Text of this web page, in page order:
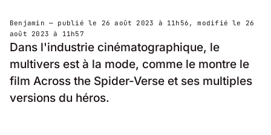
Benjamin — publié le 26 août 2023 à 11h56 , modifié le 26
août 2023 à 11h57
Dans l'industrie cinématographique, le
multivers est à la mode, comme le montre le
film Across the Spider-Verse et ses multiples
versions du héros.